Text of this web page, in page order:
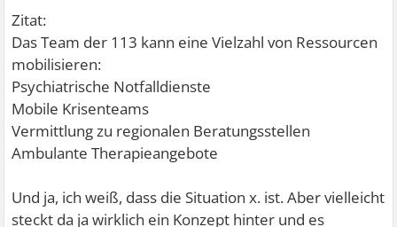
Zitat:
Das Team der 113 kann eine Vielzahl von Ressourcen
mobilisieren:
Psychiatrische Notfalldienste
Mobile Krisenteams
Vermittlung zu regionalen Beratungsstellen
Ambulante Therapieangebote
Und ja, ich weiß, dass die Situation x. ist. Aber vielleicht
steckt da ja wirklich ein Konzept hinter und es